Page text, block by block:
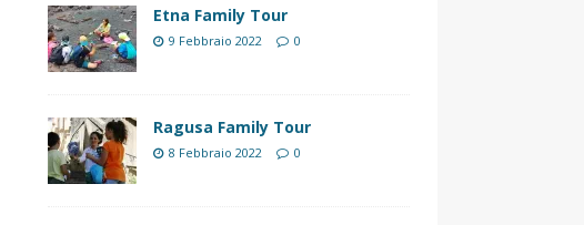
Etna Family Tour
9 Febbraio 2022 0
Ragusa Family Tour
8 Febbraio 2022 0